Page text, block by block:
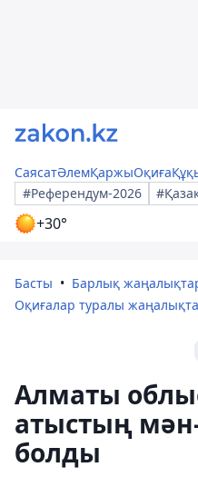
СаясатӘлемҚаржыОқиға
#Референдум-2026
+30°
Басты
Барлық
Оқиғалар туралы
Алматы
атыстың
болды